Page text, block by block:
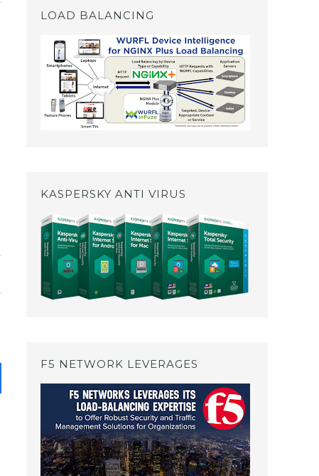
LOAD BALANCING
KASPERSKY ANTI VIRUS
F5 NETWORK LEVERAGES